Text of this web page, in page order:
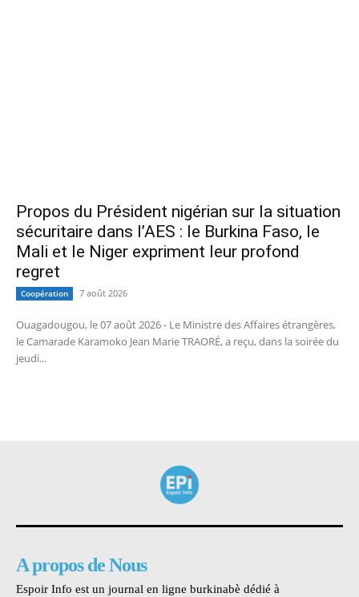
Propos du Président nigérian sur la situation
sécuritaire dans l’AES : le Burkina Faso, le
Mali et le Niger expriment leur profond
regret
Coopération 7 août 2026
Ouagadougou, le 07 août 2026 - Le Ministre des Affaires étrangères,
le Camarade Karamoko Jean Marie TRAORÉ, a reçu, dans la soirée du
jeudi...
A propos de Nous
Espoir Info est un journal en ligne burkinabè dédié à